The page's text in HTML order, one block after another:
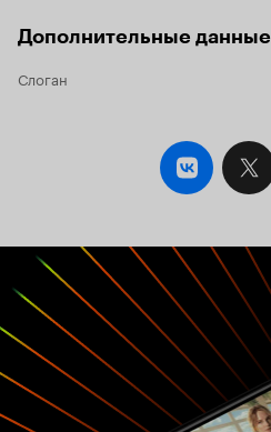
Дополнительные данные
Слоган